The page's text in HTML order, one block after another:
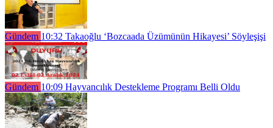
Gündem 10:32 Takaoğlu ‘Bozcaada Üzümünün Hikayesi’ Söyleşişi
Gündem 10:09 Hayvancılık Destekleme Programı Belli Oldu